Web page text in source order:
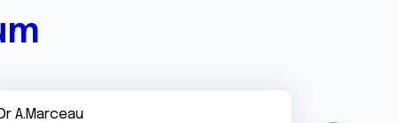
Dr A.Marceau